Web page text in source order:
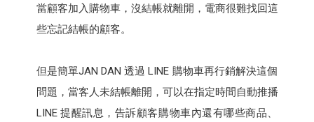
當顧客加入購物車，沒結帳就離開，電商很難找回這
些忘記結帳的顧客。
但是簡單JAN DAN 透過 LINE 購物車再行銷解決這個
問題，當客人未結帳離開，可以在指定時間自動推播
LINE 提醒訊息，告訴顧客購物車內還有哪些商品、